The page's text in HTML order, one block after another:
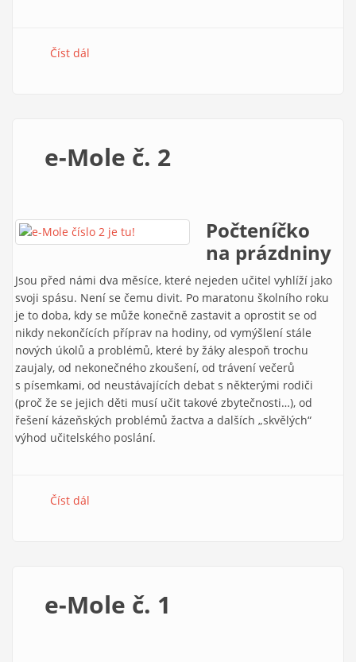
Číst dál
e-Mole č. 2
Počteníčko
na prázdniny
Jsou před námi dva měsíce, které nejeden učitel vyhlíží jako
svoji spásu. Není se čemu divit. Po maratonu školního roku
je to doba, kdy se může konečně zastavit a oprostit se od
nikdy nekončících příprav na hodiny, od vymýšlení stále
nových úkolů a problémů, které by žáky alespoň trochu
zaujaly, od nekonečného zkoušení, od trávení večerů
s písemkami, od neustávajících debat s některými rodiči
(proč že se jejich děti musí učit takové zbytečnosti…), od
řešení kázeňských problémů žactva a dalších „skvělých“
výhod učitelského poslání.
Číst dál
e-Mole č. 1